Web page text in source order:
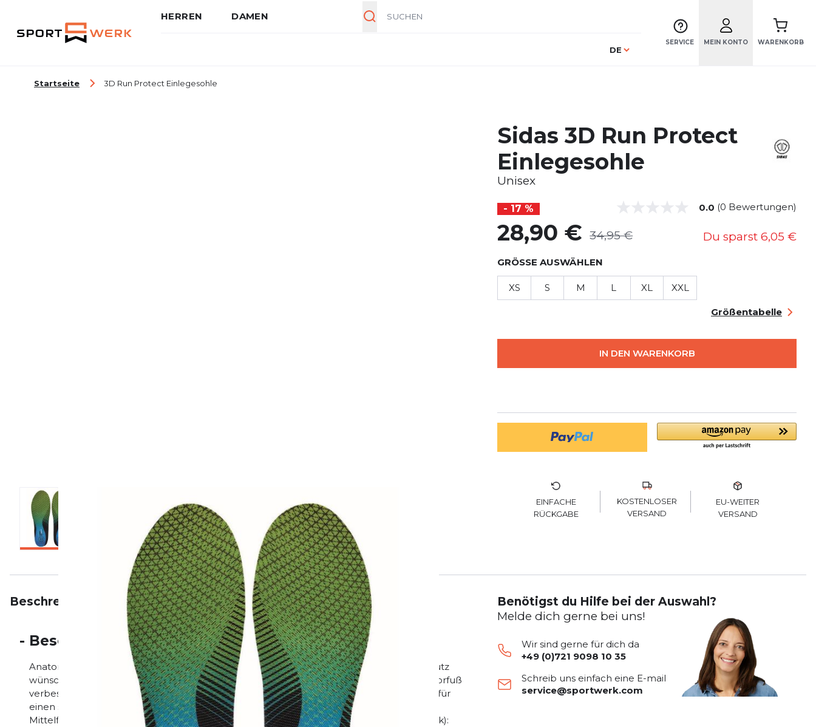
HERREN DAMEN
Sprache
DE
SERVICE MEIN KONTO WARENKORB
Startseite 3D Run Protect Einlegesohle
Sidas 3D Run Protect
Einlegesohle
Unisex
- 17 % 0.0 (0 Bewertungen)
28,90 € 34,95 € Du sparst 6,05 €
GRÖSSE AUSWÄHLEN
XS S M L XL XXL
Größentabelle
IN DEN WARENKORB
EINFACHE
RÜCKGABE
KOSTENLOSER
VERSAND
EU-WEITER
VERSAND
Beschreibung EigenschaftenBewertungen
- Beschreibung
Anatomische 3D-Sohle für Läufer, die sich bei jedem Schritt Komfort und optimalen Schutz
wünschen! Das Gel an der Ferse bietet außergewöhnliche Dämpfung und das Pad am Vorfuß
verbessert den Vortrieb. Die anatomische Verstärkung garantiert Stabilität und Kontrolle für
einen sicheren Lauf. - Merrymesh-Belag: Rutschfest - EVA-Struktur: Vertikaler Komfort -
Mittelfuß-Verstärkung (TPU): Stabilität und Kontrolle - Struktur am Vorfuß (EVA-Kautschuk):
Benötigst du Hilfe bei der Auswahl?
Melde dich gerne bei uns!
Wir sind gerne für dich da
+49 (0)721 9098 10 35
Schreib uns einfach eine E-mail
service@sportwerk.com